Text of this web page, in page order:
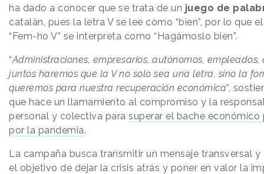
ha dado a conocer que se trata de un juego de
catalán, pues la letra V se lee como “bien”, por lo que
“Fem-ho V” se interpreta como “Hagámoslo bien”.
“Administraciones, empresarios, autónomos, empleados,
juntos haremos que la V no solo sea una letra, sino la
queremos para nuestra recuperación económica”,
que hace un llamamiento al compromiso y la
personal y colectiva para superar el bache
por la pandemia.
La campaña busca transmitir un mensaje transversal
el objetivo de dejar la crisis atrás y poner en valor la